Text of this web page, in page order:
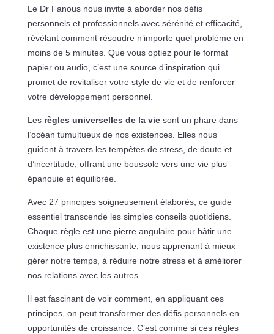
Le Dr Fanous nous invite à aborder nos défis
personnels et professionnels avec sérénité et efficacité,
révélant comment résoudre n’importe quel problème en
moins de 5 minutes. Que vous optiez pour le format
papier ou audio, c’est une source d’inspiration qui
promet de revitaliser votre style de vie et de renforcer
votre développement personnel.
Les règles universelles de la viesont un phare dans
l’océan tumultueux de nos existences. Elles nous
guident à travers les tempêtes de stress, de doute et
d’incertitude, offrant une boussole vers une vie plus
épanouie et équilibrée.
Avec 27 principes soigneusement élaborés, ce guide
essentiel transcende les simples conseils quotidiens.
Chaque règle est une pierre angulaire pour bâtir une
existence plus enrichissante, nous apprenant à mieux
gérer notre temps, à réduire notre stress et à améliorer
nos relations avec les autres.
Il est fascinant de voir comment, en appliquant ces
principes, on peut transformer des défis personnels en
opportunités de croissance. C’est comme si ces règles